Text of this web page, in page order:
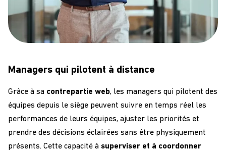
Managers qui pilotent à distance
Grâce à sa contrepartie web, les managers qui pilotent des
équipes depuis le siège peuvent suivre en temps réel les
performances de leurs équipes, ajuster les priorités et
prendre des décisions éclairées sans être physiquement
présents. Cette capacité à superviser et à coordonner